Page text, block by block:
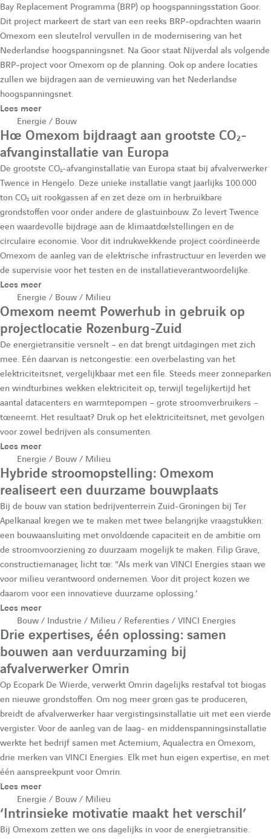
Bay Replacement Programma (BRP) op hoogspanningsstation Goor.
Dit project markeert de start van een reeks BRP-opdrachten waarin
Omexom een sleutelrol vervullen in de modernisering van het
Nederlandse hoogspanningsnet. Na Goor staat Nijverdal als volgende
BRP-project voor Omexom op de planning. Ook op andere locaties
zullen we bijdragen aan de vernieuwing van het Nederlandse
hoogspanningsnet.
Lees meer
Energie / Bouw
Hoe Omexom bijdraagt aan grootste CO₂-
afvanginstallatie van Europa
De grootste CO₂-afvanginstallatie van Europa staat bij afvalverwerker
Twence in Hengelo. Deze unieke installatie vangt jaarlijks 100.000
ton CO₂ uit rookgassen af en zet deze om in herbruikbare
grondstoffen voor onder andere de glastuinbouw. Zo levert Twence
een waardevolle bijdrage aan de klimaatdoelstellingen en de
circulaire economie. Voor dit indrukwekkende project coördineerde
Omexom de aanleg van de elektrische infrastructuur en leverden we
de supervisie voor het testen en de installatieverantwoordelijke.
Lees meer
Energie / Bouw / Milieu
Omexom neemt Powerhub in gebruik op
projectlocatie Rozenburg-Zuid
De energietransitie versnelt – en dat brengt uitdagingen met zich
mee. Eén daarvan is netcongestie: een overbelasting van het
elektriciteitsnet, vergelijkbaar met een file. Steeds meer zonneparken
en windturbines wekken elektriciteit op, terwijl tegelijkertijd het
aantal datacenters en warmtepompen – grote stroomverbruikers –
toeneemt. Het resultaat? Druk op het elektriciteitsnet, met gevolgen
voor zowel bedrijven als consumenten.
Lees meer
Energie / Bouw / Milieu
Hybride stroomopstelling: Omexom
realiseert een duurzame bouwplaats
Bij de bouw van station bedrijventerrein Zuid-Groningen bij Ter
Apelkanaal kregen we te maken met twee belangrijke vraagstukken:
een bouwaansluiting met onvoldoende capaciteit en de ambitie om
de stroomvoorziening zo duurzaam mogelijk te maken. Filip Grave,
constructiemanager, licht toe: "Als merk van VINCI Energies staan we
voor milieu verantwoord ondernemen. Voor dit project kozen we
daarom voor een innovatieve duurzame oplossing.’
Lees meer
Bouw / Industrie / Milieu / Referenties / VINCI Energies
Drie expertises, één oplossing: samen
bouwen aan verduurzaming bij
afvalverwerker Omrin
Op Ecopark De Wierde, verwerkt Omrin dagelijks restafval tot biogas
en nieuwe grondstoffen. Om nog meer groen gas te produceren,
breidt de afvalverwerker haar vergistingsinstallatie uit met een vierde
vergister. Voor de aanleg van de laag- en middenspanningsinstallatie
werkte het bedrijf samen met Actemium, Aqualectra en Omexom,
drie merken van VINCI Energies. Elk met hun eigen expertise, en met
één aanspreekpunt voor Omrin.
Lees meer
Energie / Bouw / Milieu
‘Intrinsieke motivatie maakt het verschil’
Bij Omexom zetten we ons dagelijks in voor de energietransitie.